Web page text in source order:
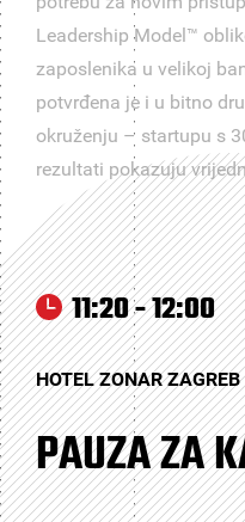
Leadership Model™
zaposlenika u velikoj
potvrđena je i u bitno
okruženju – startupu s
rezultati pokazuju
11:20 - 12:00
HOTEL ZONAR ZAGREB
PAUZA ZA